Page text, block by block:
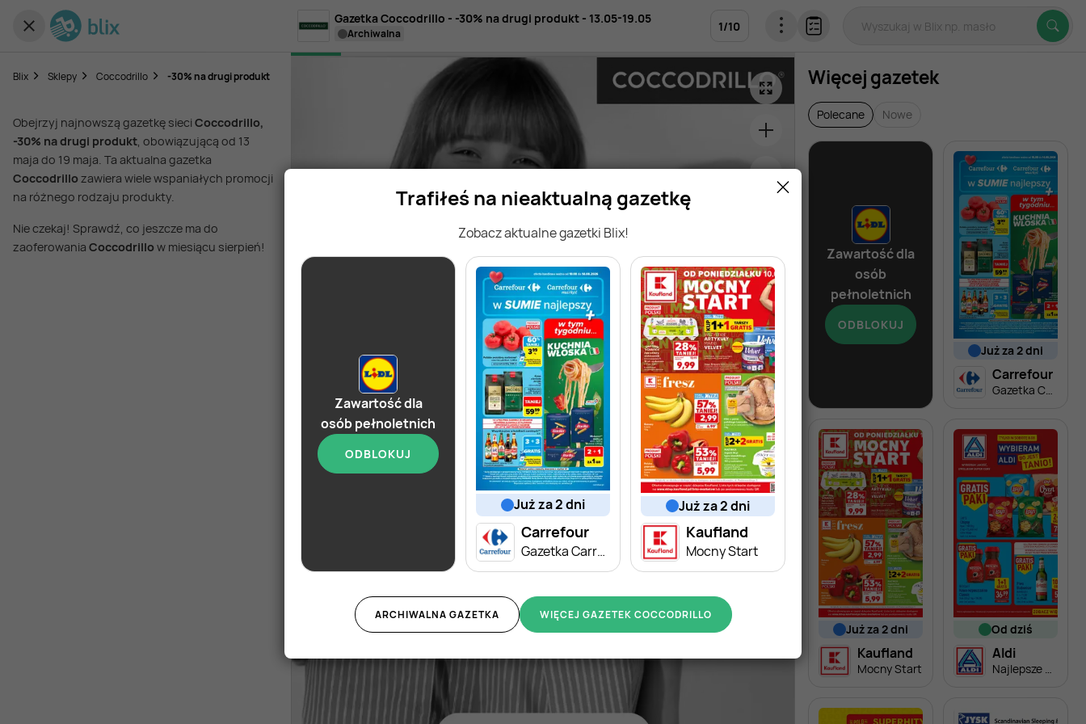
Trafiłeś na nieaktualną gazetkę
Zobacz aktualne gazetki Blix!
Zawartość dla
osób pełnoletnich
ODBLOKUJ
już za 2 dni
Carrefour
Gazetka Carrefour od poniedziałku
już za 2 dni
Kaufland
Mocny Start
WIĘCEJ GAZETEK COCCODRILLO
ARCHIWALNA GAZETKA
Gazetka Coccodrillo - -30% na drugi produkt - 13.05-19.05
archiwalna 1/10
Blix Sklepy Coccodrillo -30% na drugi produkt
Obejrzyj najnowszą gazetkę sieci Coccodrillo,
-30% na drugi produkt, obowiązującą od 13
maja do 19 maja. Ta aktualna gazetka
Coccodrillo zawiera wiele wspaniałych promocji
na różnego rodzaju produkty.
Nie czekaj! Sprawdź, co jeszcze ma do
zaoferowania Coccodrillo w miesiącu sierpień!
Więcej gazetek
Polecane Nowe
Zawartość dla
osób
pełnoletnich
ODBLOKUJ
już za 2 dni
Carrefour
Gazetka Carrefour od poniedziałku
już za 2 dni
Kaufland
Mocny Start
od dziś
Aldi